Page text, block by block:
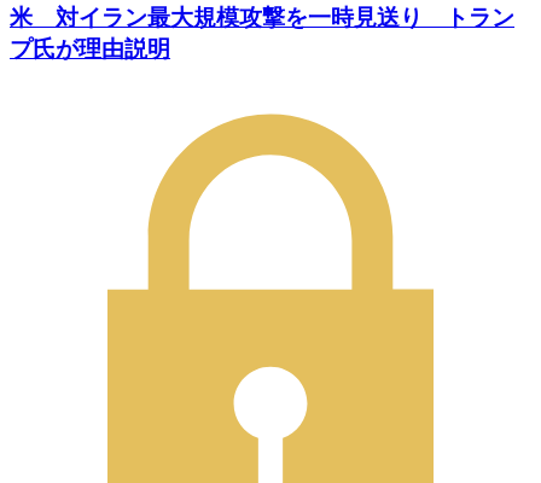
米 対イラン最大規模攻撃を一時見送り トラン
プ氏が理由説明